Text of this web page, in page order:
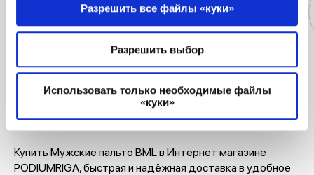
Разрешить все файлы «куки»
Разрешить выбор
Использовать только необходимые файлы
«куки»
Куртки Платья
Майки и
Блузки
Купить Мужские пальто BML в Интернет магазине
PODIUMRIGA, быстрая и надёжная доставка в удобное